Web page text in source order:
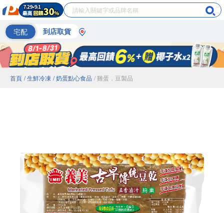
宅配 到店取貨
首頁 / 生鮮冷凍 / 奶蛋點心食品 / 雞蛋．豆製品